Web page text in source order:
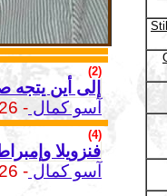
(2)
إلى أين يتجه
آسو كمال - 2026 / 3 / 1
(4)
فنزويلا
آسو كمال - 2026 / 1 / 7